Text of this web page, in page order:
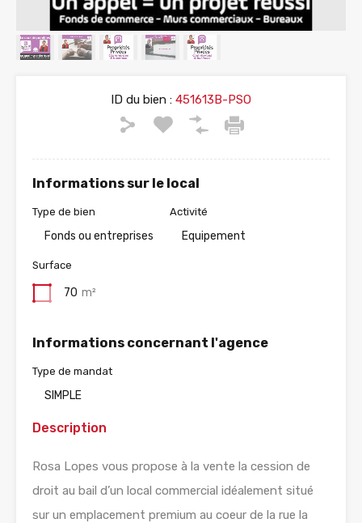
ID du bien : 451613B-PSO
Informations sur le local
Type de bien
Fonds ou entreprises
Activité
Equipement
Surface
70 m²
Informations concernant l'agence
Type de mandat
SIMPLE
Description
Rosa Lopes vous propose à la vente la cession de
droit au bail d’un local commercial idéalement situé
sur un emplacement premium au coeur de la rue la